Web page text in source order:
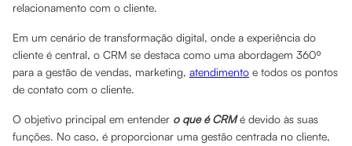
relacionamento com o cliente.
Em um cenário de transformação digital, onde a experiência do
cliente é central, o CRM se destaca como uma abordagem 360º
para a gestão de vendas, marketing, atendimento e todos os pontos
de contato com o cliente.
O objetivo principal em entender o que é CRMé devido às suas
funções. No caso, é proporcionar uma gestão centrada no cliente,